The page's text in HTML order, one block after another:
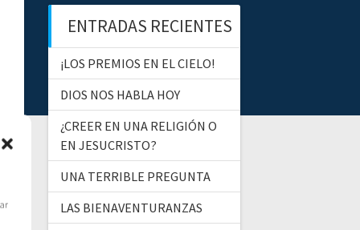
a
:
ENTRADAS RECIENTES
¡LOS PREMIOS EN EL CIELO!
DIOS NOS HABLA HOY
¿CREER EN UNA RELIGIÓN O
EN JESUCRISTO?
UNA TERRIBLE PREGUNTA
LAS BIENAVENTURANZAS